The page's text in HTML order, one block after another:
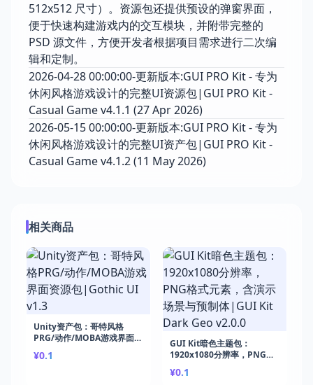
512x512 尺寸）。资源包还提供预设的弹窗界面，
便于快速构建游戏内的交互模块，并附带完整的
PSD 源文件，方便开发者根据项目需求进行二次编
辑和定制。
2026-04-28 00:00:00-更新版本:GUI PRO Kit - 专为
休闲风格游戏设计的完整UI资源包|GUI PRO Kit -
Casual Game v4.1.1 (27 Apr 2026)
2026-05-15 00:00:00-更新版本:GUI PRO Kit - 专为
休闲风格游戏设计的完整UI资产包|GUI PRO Kit -
Casual Game v4.1.2 (11 May 2026)
相关商品
Unity资产包：哥特风格
PRG/动作/MOBA游戏界面资
¥0.1
GUI Kit暗色主题包：
1920x1080分辨率，PNG格
体|GUI Kit Dark Geo v2.0.0
¥0.1